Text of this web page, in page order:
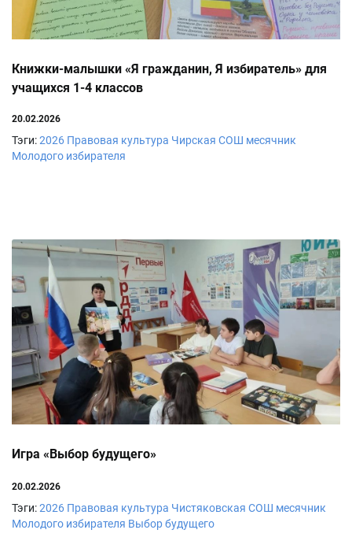
Книжки-малышки «Я гражданин, Я избиратель» для
учащихся 1-4 классов
20.02.2026
Тэги:2026 Правовая культура Чирская СОШ месячник
Молодого избирателя
Игра «Выбор будущего»
20.02.2026
Тэги:2026 Правовая культура Чистяковская СОШ месячник
Молодого избирателя Выбор будущего